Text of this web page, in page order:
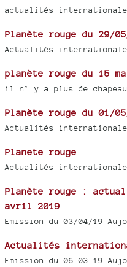
actualités
Planète rouge du 29/
Actualités
planète rouge du 15
il n’ y a plus de chapeau
Planète rouge du 01/
Actualités
Planete rouge
Actualités
Planète rouge :
avril 2019
Emission du 03/04/19
Actualités
Emission du 06-03-19